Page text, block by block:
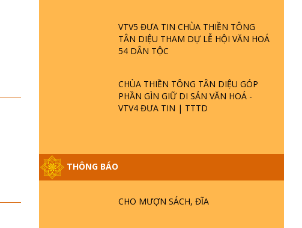
VTV5 ĐƯA TIN CHÙA THIỀN TÔNG
TÂN DIỆU THAM DỰ LỄ HỘI VĂN HOÁ
54 DÂN TỘC
CHÙA THIỀN TÔNG TÂN DIỆU GÓP
PHẦN GÌN GIỮ DI SẢN VĂN HOÁ -
VTV4 ĐƯA TIN | TTTD
THÔNG BÁO
CHO MƯỢN SÁCH, ĐĨA
GIẢI ĐÁP ĐẶC BIỆT P25 - SUỐT 49 NĂM
PHẬT KHÔNG NÓI? HỘI LONG HOA LÀ
HỘI GÌ? TỬ VÌ ĐẠO